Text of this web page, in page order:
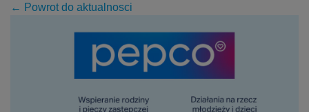
← Powrot do aktualnosci